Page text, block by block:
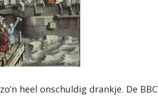
heel onschuldig drankje. De BBC